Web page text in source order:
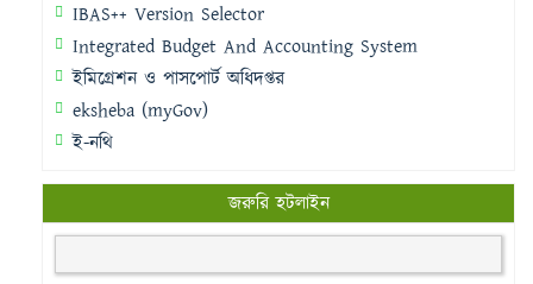
IBAS++ Version Selector
Integrated Budget And Accounting System
ইমিগ্রেশন ও পাসপোর্ট অধিদপ্তর
eksheba (myGov)
ই-নথি
জরুরি হটলাইন